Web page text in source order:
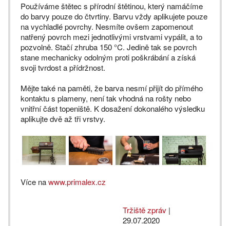
Používáme štětec s přírodní štětinou, který namáčíme
do barvy pouze do čtvrtiny. Barvu vždy aplikujete pouze
na vychladlé povrchy. Nesmíte ovšem zapomenout
natřený povrch mezi jednotlivými vrstvami vypálit, a to
pozvolně. Stačí zhruba 150 °C. Jedině tak se povrch
stane mechanicky odolným proti poškrábání a získá
svoji tvrdost a přídržnost.
Mějte také na paměti, že barva nesmí přijít do přímého
kontaktu s plameny, není tak vhodná na rošty nebo
vnitřní část topeniště. K dosažení dokonalého výsledku
aplikujte dvě až tři vrstvy.
Více nawww.primalex.cz
Tržiště zpráv |
29.07.2020